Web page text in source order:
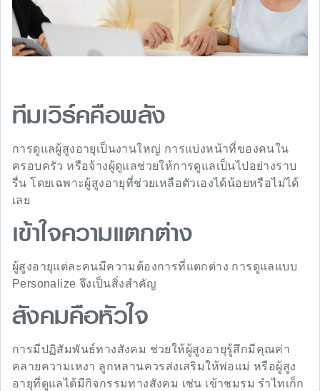
ทีมเวิร์คคือพลัง
การดูแลผู้สูงอายุเป็นงานใหญ่ การแบ่งหน้าที่ของคนใน
ครอบครัว หรือจ้างผู้ดูแลช่วยให้การดูแลเป็นไปอย่างราบ
รื่น โดยเฉพาะผู้สูงอายุที่ช่วยเหลือตัวเองได้น้อยหรือไม่ได้
เลย
เข้าใจความแตกต่าง
ผู้สูงอายุแต่ละคนมีความต้องการที่แตกต่าง การดูแลแบบ
Personalize จึงเป็นสิ่งสำคัญ
สังคมคือหัวใจ
การมีปฏิสัมพันธ์ทางสังคม ช่วยให้ผู้สูงอายุรู้สึกมีคุณค่า
คลายความเหงา ลูกหลานควรส่งเสริมให้พ่อแม่ หรือผู้สูง
อายุที่ดูแลได้มีกิจกรรมทางสังคม เช่น เข้าชมรม รำไทเก็ก